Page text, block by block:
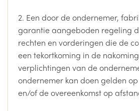
2. Een door de ondernemer,
garantie aangeboden regeling
rechten en vorderingen die de
een tekortkoming in de
verplichtingen van de
ondernemer kan doen gelden
en/of de overeenkomst op